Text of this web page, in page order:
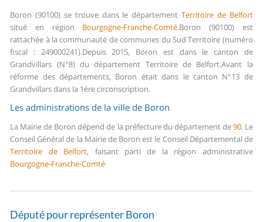
Boron (90100) se trouve dans le départementTerritoire de Belfort
situé en région Bourgogne-Franche-Comté.Boron (90100) est
rattachée à la communauté de communes du Sud Territoire (numéro
fiscal : 249000241).Depuis 2015, Boron est dans le canton de
Grandvillars (N°8) du département Territoire de Belfort.Avant la
réforme des départements, Boron était dans le canton N°13 de
Grandvillars dans la 1ère circonscription.
Les administrations de la ville de Boron
La Mairie de Boron dépend de la préfecture du département de90.Le
Conseil Général de la Mairie de Boron est le Conseil Départemental de
Territoire de Belfort, faisant parti de la région administrative
Bourgogne-Franche-Comté
Député pour représenter Boron